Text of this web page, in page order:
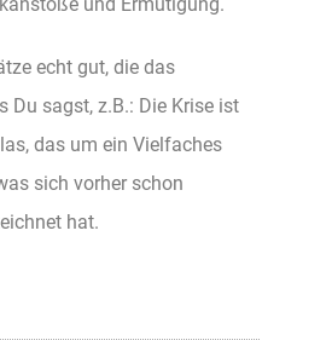
echt gut, die das
Du sagst, z.B.: Die Krise ist
das um ein Vielfaches
sich vorher schon
hat.